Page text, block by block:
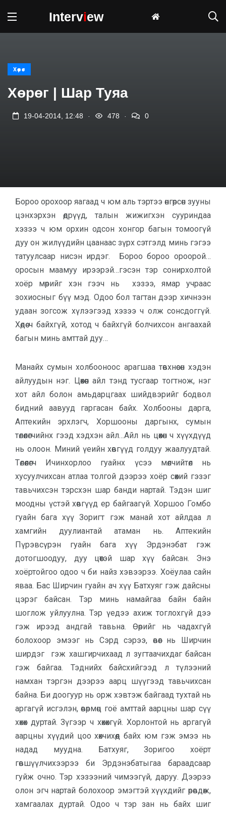
Interview
Хөрөг
Хөрөг | Шар Туяа
19-04-2014, 12:48 478 0
Бороо орохоор яагаад ч юм аль тэртээ өнгөрсөн зууны
цэнхэрхэн өдрүүд, талын жижигхэн сууриндаа
хэзээ ч юм орхин одсон хонгор багын томоогүй
дуу он жилүүдийн цаанаас зүрх сэтгэлд минь гэгээ
татуулсаар нисэн ирдэг. Бороо бороо ороорой…
оросын маамуу ирээрэй…гэсэн тэр сонирхолтой
хоёр мөрийг хэн гээч нь хэзээ, ямар учраас
зохиосныг бүү мэд. Одоо бол тагтан дээр хичнээн
удаан зогсож хүлээгээд хэзээ ч олж сонсдоггүй.
Хөдөө ч байхгүй, хотод ч байхгүй болчихсон ангаахай
багын минь амттай дуу…
Манайх сумын холбооноос арагшаа төвхнөсөн хэдэн
айлуудын нэг. Цөөхөөн айл тэнд тусгаар тогтнож, нэг
хот айл болон амьдарцгаах шийдвэрийг бодвол
бидний аавууд гаргасан байх. Холбооны дарга,
Аптекийн эрхлэгч, Хоршооны даргынх, сумын
төлөөлөгчийнх гээд хэдхэн айл…Айл нь цөөхөн ч хүүхдүүд
нь олоон. Миний үеийн хөвгүүд голдуу жаалуудтай.
Төлөөлөгч Ичинхорлоо гуайнх үсээ мөлчийтөл нь
хусуулчихсан атлаа толгой дээрээ хоёр сөөхий гэзэг
тавьчихсэн тэрсхэн шар банди нартай. Тэдэн шиг
моодны үстэй хөвгүүд ер байгаагүй. Хоршоо Гомбо
гуайн бага хүү Зоригт гэж манай хот айлдаа л
хамгийн дуулиантай атаман нь. Аптекийн
Пүрэвсүрэн гуайн бага хүү Эрдэнэбат гэж
дотогшоодуу, дуу цөөтэй шар хүү байсан. Энэ
хоёртойгоо одоо ч би найз хэвээрээ. Хоёулаа сайн
яваа. Бас Ширчин гуайн ач хүү Батхуяг гэж дайсны
цэрэг байсан. Тэр минь намайгаа байн байн
шоглож уйлуулна. Тэр үедээ ахиж тоглохгүй дээ
гэж ирээд андгай тавьна. Өөрийг нь чадахгүй
болохоор эмээг нь Сэрд сэрээ, өвөөг нь Ширчин
ширдэг гэж хашгирчихаад л зугтаачихдаг байсан
гэж байгаа. Тэднийх байсхийгээд л түлээний
намхан тэргэн дээрээ аарц шүүгээд тавьчихсан
байна. Би доогуур нь орж хэвтэж байгаад тухтай нь
аргагүй исгэлэн, өвөрмөц гоё амттай аарцны шар сүү
хөхөх дуртай. Зүгээр ч хөхөхгүй. Хорлонтой нь аргагүй
аарцны хүүдий цоо хөхчихөөд байх юм гэж эмээ нь
надад муудна. Батхуяг, Зоригоо хоёрт
гөвшүүлчихээрээ би Эрдэнэбатыгаа бараадсаар
гуйж очно. Тэр хэзээний чимээгүй, даруу. Дээрээ
олон эгч нартай болохоор эмэгтэй хүүхдийг өрөвдөж,
хамгаалах дуртай. Одоо ч тэр зан нь байх шиг